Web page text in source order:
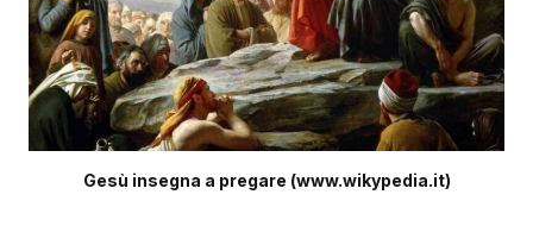
Gesù insegna a pregare (www.wikypedia.it)